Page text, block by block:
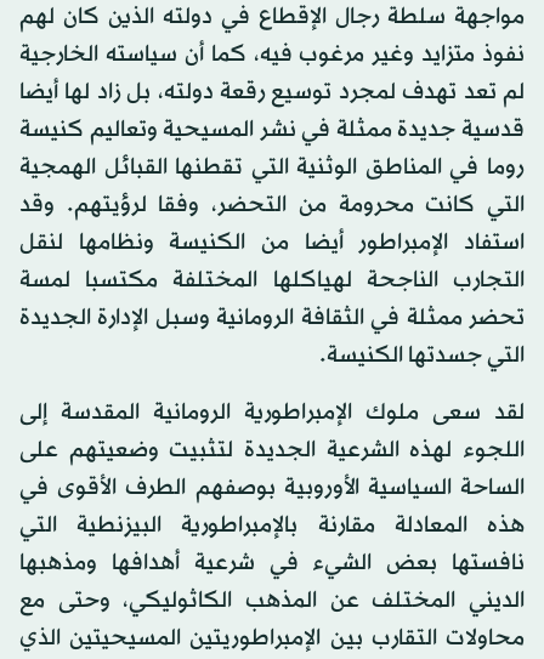
مواجهة سلطة رجال الإقطاع في دولته الذين كان لهم
نفوذ متزايد وغير مرغوب فيه، كما أن سياسته الخارجية
لم تعد تهدف لمجرد توسيع رقعة دولته، بل زاد لها أيضا
قدسية جديدة ممثلة في نشر المسيحية وتعاليم كنيسة
روما في المناطق الوثنية التي تقطنها القبائل الهمجية
التي كانت محرومة من التحضر، وفقا لرؤيتهم. وقد
استفاد الإمبراطور أيضا من الكنيسة ونظامها لنقل
التجارب الناجحة لهياكلها المختلفة مكتسبا لمسة
تحضر ممثلة في الثقافة الرومانية وسبل الإدارة الجديدة
التي جسدتها الكنيسة.
لقد سعى ملوك الإمبراطورية الرومانية المقدسة إلى
اللجوء لهذه الشرعية الجديدة لتثبيت وضعيتهم على
الساحة السياسية الأوروبية بوصفهم الطرف الأقوى في
هذه المعادلة مقارنة بالإمبراطورية البيزنطية التي
نافستها بعض الشيء في شرعية أهدافها ومذهبها
الديني المختلف عن المذهب الكاثوليكي، وحتى مع
محاولات التقارب بين الإمبراطوريتين المسيحيتين الذي